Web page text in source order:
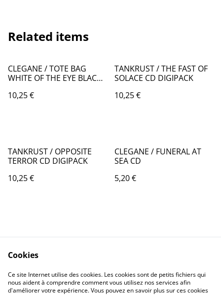
Related items
CLEGANE / TOTE BAG
WHITE OF THE EYE BLACK
10,25 €
TANKRUST / THE FAST OF
SOLACE CD DIGIPACK
10,25 €
TANKRUST / OPPOSITE
TERROR CD DIGIPACK
10,25 €
CLEGANE / FUNERAL AT
SEA CD
5,20 €
Contact Us
Legal Terms
Privacy Policy
Cookie Policy
Cookies
Ce site Internet utilise des cookies. Les cookies sont de petits fichiers qui
nous aident à comprendre comment vous utilisez nos services afin
d'améliorer votre expérience. Vous pouvez en savoir plus sur ces cookies